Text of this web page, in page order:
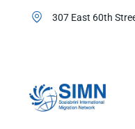
307 East 60th